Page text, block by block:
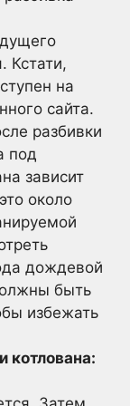
Кстати,
на
сайта.
разбивки
под
зависит
около
дождевой
быть
избежать
котлована: